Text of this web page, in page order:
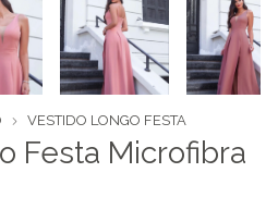
VESTIDO LONGO FESTA
Festa Microfibra